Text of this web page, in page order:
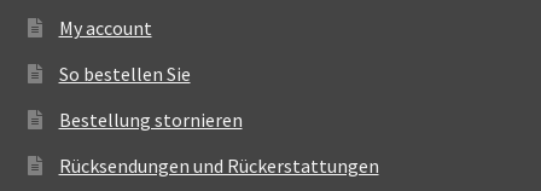
My account
So bestellen Sie
Bestellung stornieren
Rücksendungen und Rückerstattungen